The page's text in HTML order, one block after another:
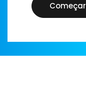
Começar